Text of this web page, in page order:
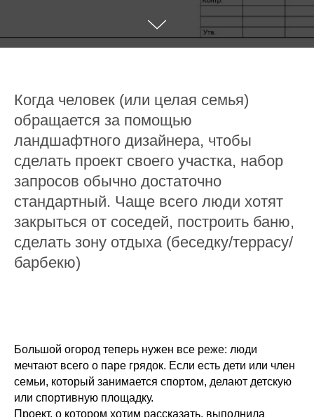
Когда человек (или целая семья)
обращается за помощью
ландшафтного дизайнера, чтобы
сделать проект своего участка, набор
запросов обычно достаточно
стандартный. Чаще всего люди хотят
закрыться от соседей, построить баню,
сделать зону отдыха (беседку/террасу/
барбекю)
Большой огород теперь нужен все реже: люди
мечтают всего о паре грядок. Если есть дети или член
семьи, который занимается спортом, делают детскую
или спортивную площадку.
Проект, о котором хотим рассказать, выполнила